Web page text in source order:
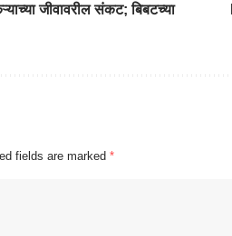
जीवावरील संकट; बिबटच्या
fields are marked *